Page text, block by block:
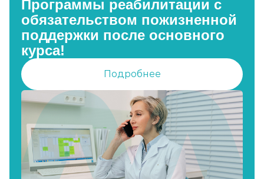
Программы реабилитации с
обязательством пожизненной
поддержки после основного
курса!
Подробнее